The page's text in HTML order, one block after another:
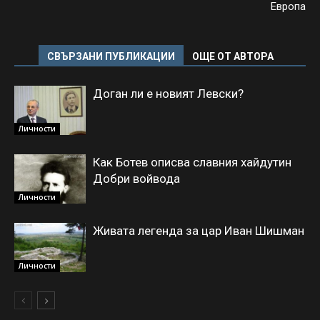
Европа
СВЪРЗАНИ ПУБЛИКАЦИИ ОЩЕ ОТ АВТОРА
Личности
Доган ли е новият Левски?
Личности
Как Ботев описва славния хайдутин
Добри войвода
Личности
Живата легенда за цар Иван Шишман